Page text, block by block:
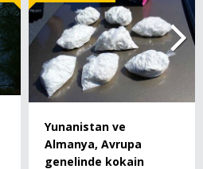
Yunanistan ve
Almanya, Avrupa
genelinde kokain